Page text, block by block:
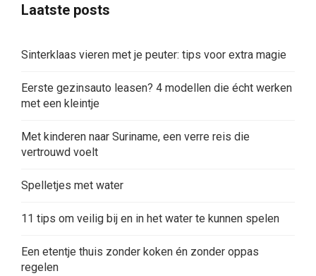
Laatste posts
Sinterklaas vieren met je peuter: tips voor extra magie
Eerste gezinsauto leasen? 4 modellen die écht werken
met een kleintje
Met kinderen naar Suriname, een verre reis die
vertrouwd voelt
Spelletjes met water
11 tips om veilig bij en in het water te kunnen spelen
Een etentje thuis zonder koken én zonder oppas
regelen